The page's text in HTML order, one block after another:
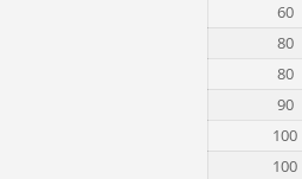
60
80
80
90
100
100